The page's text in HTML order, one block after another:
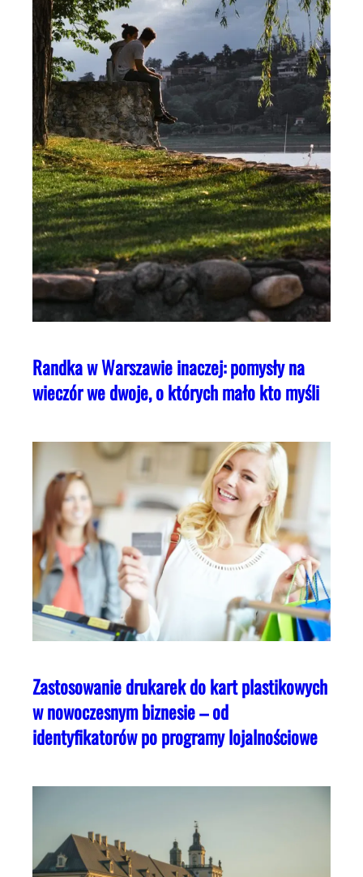
Randka w Warszawie inaczej: pomysły na
wieczór we dwoje, o których mało kto myśli
Zastosowanie drukarek do kart plastikowych
w nowoczesnym biznesie – od
identyfikatorów po programy lojalnościowe